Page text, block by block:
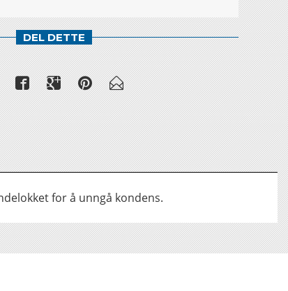
DEL DETTE
for å unngå kondens.